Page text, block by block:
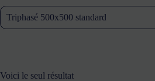
Triphasé 500x500 standard
Voici le seul résultat